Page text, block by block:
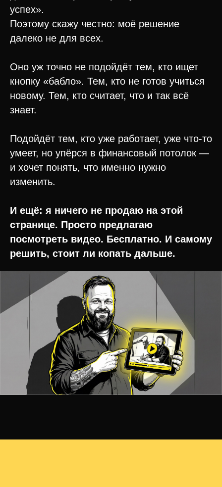
успех».
Поэтому скажу честно: моё решение
далеко не для всех.
Оно уж точно не подойдёт тем, кто ищет
кнопку «бабло». Тем, кто не готов учиться
новому. Тем, кто считает, что и так всё
знает.
Подойдёт тем, кто уже работает, уже что-то
умеет, но упёрся в финансовый потолок —
и хочет понять, что именно нужно
изменить.
И ещё: я ничего не продаю на этой
странице. Просто предлагаю
посмотреть видео. Бесплатно. И самому
решить, стоит ли копать дальше.